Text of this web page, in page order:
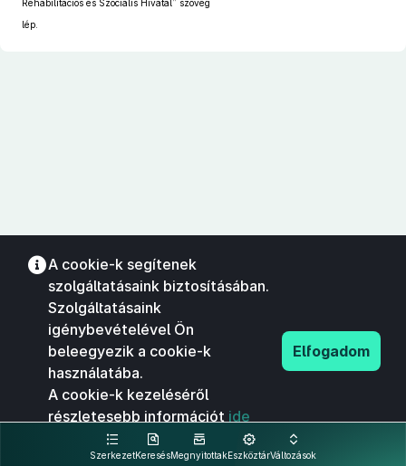
Rehabilitációs és Szociális Hivatal” szöveg
lép.
SzerkezetKeresésMegnyitottakEszköztárVáltozások
A cookie-k segítenek
szolgáltatásaink biztosításában.
Szolgáltatásaink
igénybevételével Ön
beleegyezik a cookie-k
használatába.
A cookie-k kezeléséről
részletesebb információt ide
kattintva olvashat.
Elfogadom